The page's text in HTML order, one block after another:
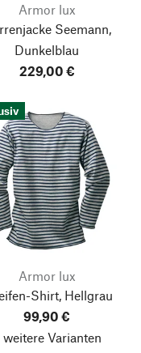
Armor lux
Seemann,
Dunkelblau
229,00 €
Armor lux
Shirt, Hellgrau
99,90 €
weitere Varianten